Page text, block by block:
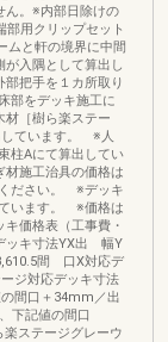
ん。※内部日除けの
用クリップセット
ムと軒の境界に中間
入隅として算出し
把手を１カ所取り
部をデッキ施工に
材［樹ら楽ステー
しています。 ※人
柱Aにて算出してい
施工治具の価格は
ださい。 ※デッキ
います。 ※価格は
価格表（工事費・
ッキ寸法YX出 幅Y
間 口X対応デ
ジ対応デッキ寸法
間口＋34mm／出
下記値の間口
ステージグレーウ